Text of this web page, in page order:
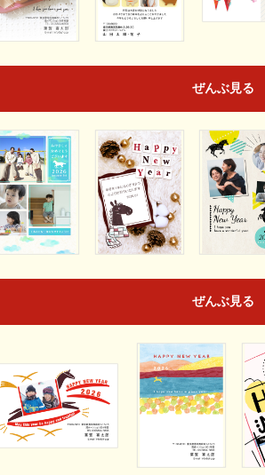
ぜんぶ見る
ぜんぶ見る